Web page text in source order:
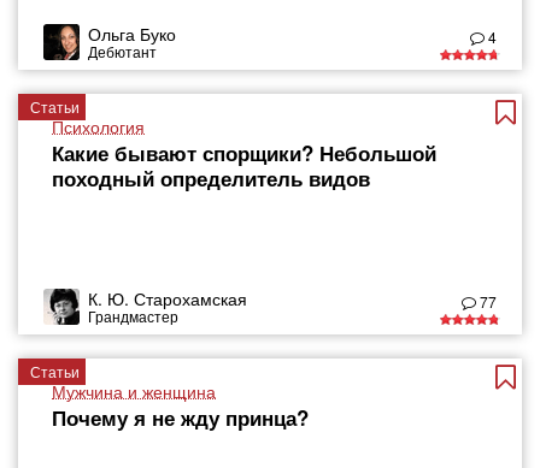
Ольга Буко
Дебютант
4
Статьи
Психология
Какие бывают спорщики? Небольшой
походный определитель видов
К. Ю. Старохамская
Грандмастер
77
Статьи
Мужчина и женщина
Почему я не жду принца?